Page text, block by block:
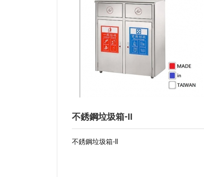
不銹鋼垃圾箱-II
不銹鋼垃圾箱-II